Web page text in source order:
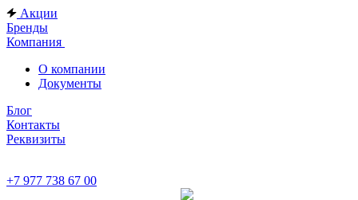
Акции
Бренды
Компания
О компании
Документы
Блог
Контакты
Реквизиты
+7 977 738 67 00